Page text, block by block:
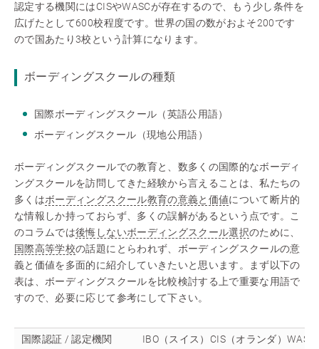
認定する機関にはCISやWASCが存在するので、もう少し条件を
広げたとして600校程度です。世界の国の数がおよそ200です
ので国あたり3校という計算になります。
ボーディングスクールの種類
国際ボーディングスクール（英語公用語）
ボーディングスクール（現地公用語）
ボーディングスクールでの教育と、数多くの国際的なボーディ
ングスクールを訪問してきた経験から言えることは、私たちの
多くはボーディングスクール教育の意義と価値について断片的
な情報しか持っておらず、多くの誤解があるという点です。こ
のコラムでは後悔しないボーディングスクール選択のために、
国際高等学校の話題にとらわれず、ボーディングスクールの意
義と価値を多面的に紹介していきたいと思います。まず以下の
表は、ボーディングスクールを比較検討する上で重要な用語で
すので、必要に応じて参考にして下さい。
国際認証 / 認定機関
IBO（スイス）CIS（オランダ）